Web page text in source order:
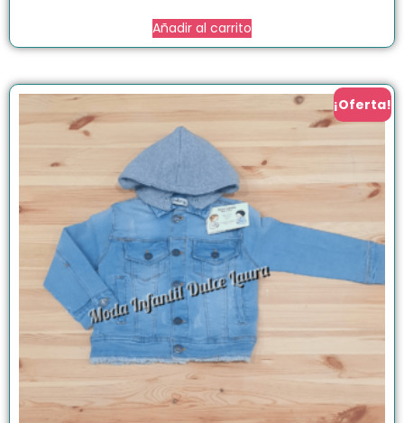
Añadir al carrito
¡Oferta!